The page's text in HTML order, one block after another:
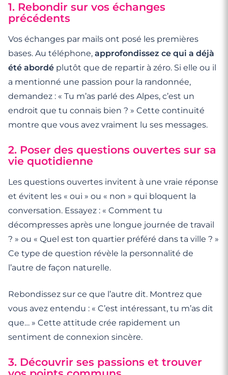
1. Rebondir sur vos échanges
précédents
Vos échanges par mails ont posé les premières
bases. Au téléphone, approfondissez ce qui a déjà
été abordé plutôt que de repartir à zéro. Si elle ou il
a mentionné une passion pour la randonnée,
demandez : « Tu m’as parlé des Alpes, c’est un
endroit que tu connais bien ? » Cette continuité
montre que vous avez vraiment lu ses messages.
2. Poser des questions ouvertes sur sa
vie quotidienne
Les questions ouvertes invitent à une vraie réponse
et évitent les « oui » ou « non » qui bloquent la
conversation. Essayez : « Comment tu
décompresses après une longue journée de travail
? » ou « Quel est ton quartier préféré dans ta ville ? »
Ce type de question révèle la personnalité de
l’autre de façon naturelle.
Rebondissez sur ce que l’autre dit. Montrez que
vous avez entendu : « C’est intéressant, tu m’as dit
que… » Cette attitude crée rapidement un
sentiment de connexion sincère.
3. Découvrir ses passions et trouver